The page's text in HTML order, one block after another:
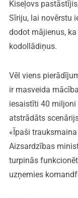
Kiseļovs
Sīriju, lai novērstu
dodot mājienus,
kodollādiņus.
Vēl viens
ir masveida
iesaistīti 40
atstrādāts
«Īpaši
Aizsardzības
turpinās
uzņemies